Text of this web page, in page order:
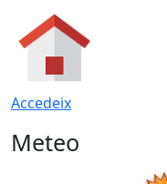
Accedeix
Meteo